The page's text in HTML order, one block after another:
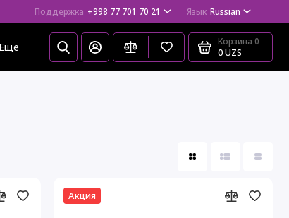
Поддержка +998 77 701 70 21 Язык Russian
Еще Корзина 0
0 UZS
Акция